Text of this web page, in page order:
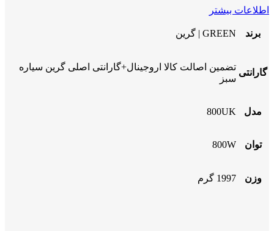
اطلاعات بیشتر
برند GREEN | گرین
گارانتی
تضمین اصالت کالا اروجینال+گارانتی اصلی گرین سیاره
سبز
مدل 800UK
توان 800W
وزن 1997 گرم